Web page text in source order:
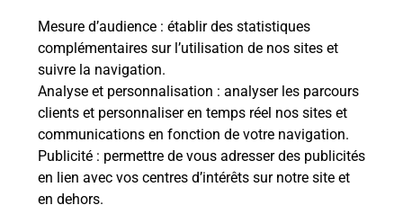
Mesure d’audience : établir des statistiques
complémentaires sur l’utilisation de nos sites et
suivre la navigation.
Analyse et personnalisation : analyser les parcours
clients et personnaliser en temps réel nos sites et
communications en fonction de votre navigation.
Publicité : permettre de vous adresser des publicités
en lien avec vos centres d’intérêts sur notre site et
en dehors.
La Poste
en ligne
Ouvert 24h/24
En savoir plus